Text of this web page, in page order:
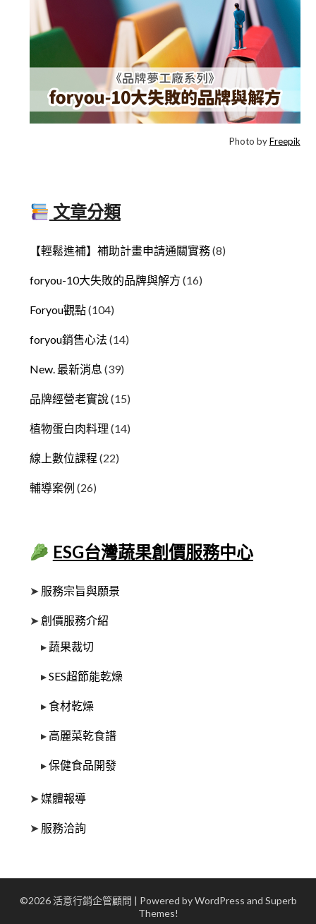
Photo byFreepik
文章分類
【輕鬆進補】補助計畫申請通關實務(8)
foryou-10大失敗的品牌與解方 (16)
Foryou觀點(104)
foryou銷售心法 (14)
New. 最新消息 (39)
品牌經營老實說(15)
植物蛋白肉料理 (14)
線上數位課程 (22)
輔導案例 (26)
ESG台灣蔬果創價服務中心
➤ 服務宗旨與願景
➤創價服務介紹
▸ 蔬果裁切
▸SES超節能乾燥
▸ 食材乾燥
▸ 高麗菜乾食譜
▸保健食品開發
➤媒體報導
➤ 服務洽詢
©2026 活意行銷企管顧問 | Powered by WordPress and Superb
Themes!